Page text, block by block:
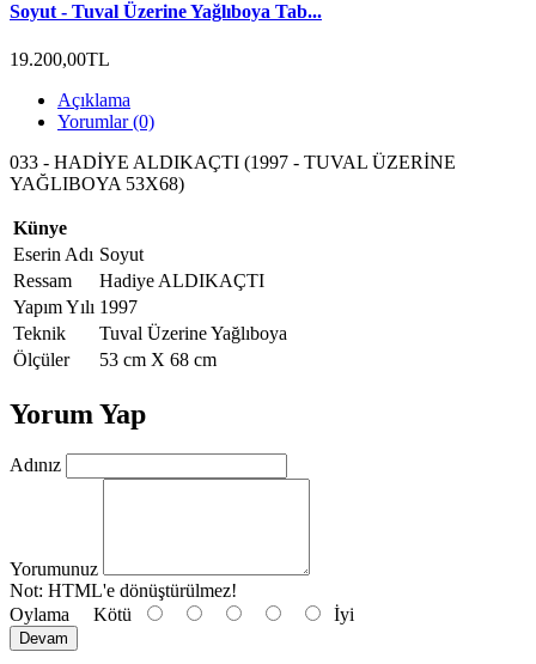
Soyut - Tuval Üzerine Yağlıboya Tab...
19.200,00TL
Açıklama
Yorumlar (0)
033 - HADİYE ALDIKAÇTI (1997 - TUVAL ÜZERİNE
YAĞLIBOYA 53X68)
Künye
Eserin Adı Soyut
Ressam
Hadiye ALDIKAÇTI
Yapım Yılı 1997
Teknik
Tuval Üzerine Yağlıboya
Ölçüler
53 cm X 68 cm
Yorum Yap
Adınız
Yorumunuz
Not: HTML'e dönüştürülmez!
Oylama Kötü İyi
Devam